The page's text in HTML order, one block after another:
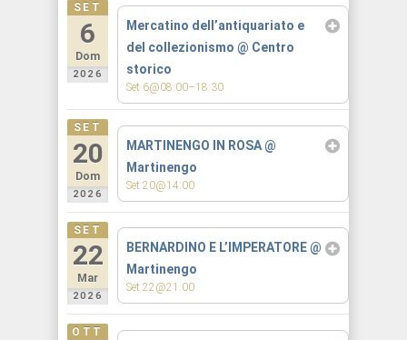
SET
6
Dom
2026
Mercatino dell’antiquariato e
del collezionismo @ Centro
storico
Set 6@08:00–18:30
SET
20
Dom
2026
MARTINENGO IN ROSA@
Martinengo
Set 20@14:00
SET
22
Mar
2026
BERNARDINO E L’IMPERATORE@
Martinengo
Set 22@21:00
OTT